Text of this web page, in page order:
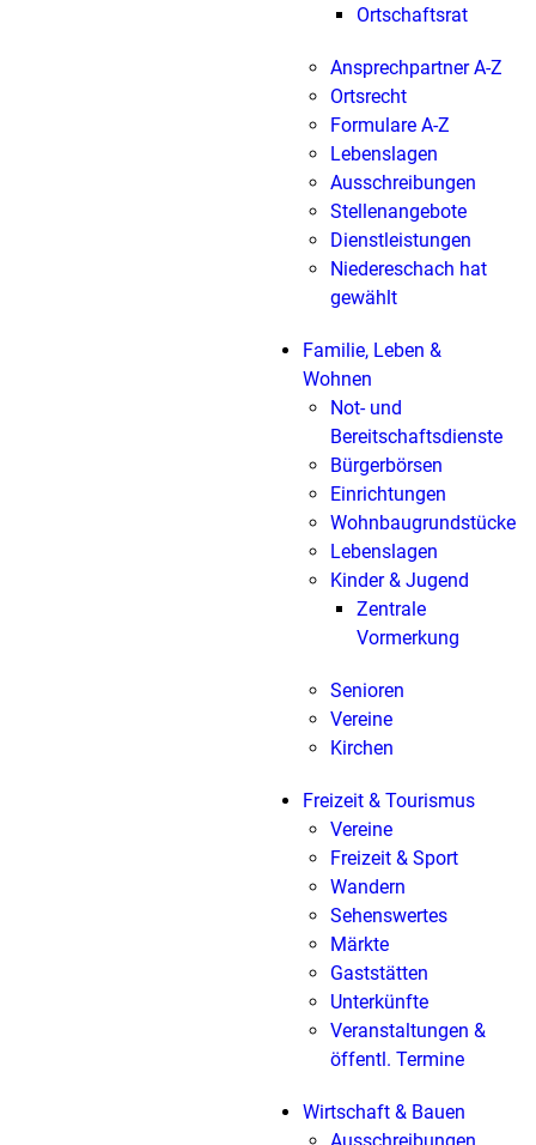
Ortschaftsrat
Ansprechpartner A-Z
Ortsrecht
Formulare A-Z
Lebenslagen
Ausschreibungen
Stellenangebote
Dienstleistungen
Niedereschach hat
gewählt
Familie, Leben &
Wohnen
Not- und
Bereitschaftsdienste
Bürgerbörsen
Einrichtungen
Wohnbaugrundstücke
Lebenslagen
Kinder & Jugend
Zentrale
Vormerkung
Senioren
Vereine
Kirchen
Freizeit & Tourismus
Vereine
Freizeit & Sport
Wandern
Sehenswertes
Märkte
Gaststätten
Unterkünfte
Veranstaltungen &
öffentl. Termine
Wirtschaft & Bauen